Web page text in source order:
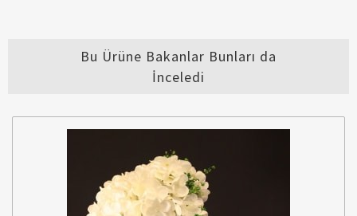
Bu Ürüne Bakanlar Bunları da
İnceledi